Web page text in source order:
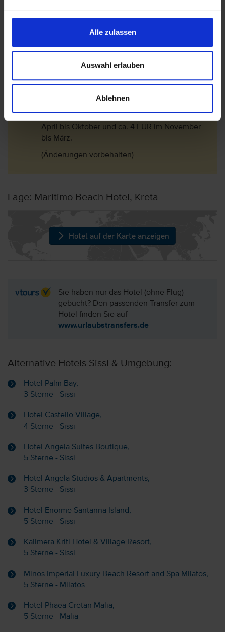
Alle zulassen
Auswahl erlauben
Ablehnen
Steuer pro Zimmer und pro Nacht ca. 5 EUR im
April bis Oktober und ca. 1,50 EUR im
Steuer pro Zimmer und pro Nacht ca. 10 EUR im
April bis Oktober und ca. 3 EUR im November
April bis Oktober und ca. 4 EUR im November
bis März.
(Änderungen vorbehalten)
Lage: Maritimo Beach Hotel, Kreta
Hotel auf der Karte anzeigen
Sie haben nur das Hotel (ohne Flug)
gebucht? Den passenden Transfer zum
Hotel finden Sie auf
www.urlaubstransfers.de
Alternative Hotels Sissi & Umgebung:
Hotel Palm Bay,
3 Sterne - Sissi
Hotel Castello Village,
4 Sterne - Sissi
Hotel Angela Suites Boutique,
5 Sterne - Sissi
Hotel Angela Studios & Apartments,
3 Sterne - Sissi
Hotel Enorme Santanna Island,
5 Sterne - Sissi
Kalimera Kriti Hotel & Village Resort,
5 Sterne - Sissi
Minos Imperial Luxury Beach Resort and Spa Milatos,
5 Sterne - Milatos
Hotel Phaea Cretan Malia,
5 Sterne - Malia